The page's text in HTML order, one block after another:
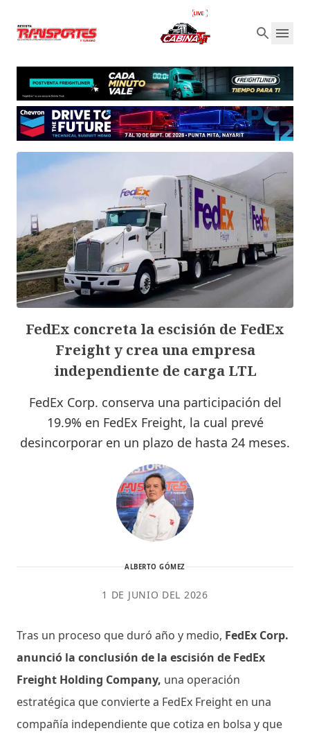
FedEx concreta la escisión de FedEx
Freight y crea una empresa
independiente de carga LTL
FedEx Corp. conserva una participación del
19.9% en FedEx Freight, la cual prevé
desincorporar en un plazo de hasta 24 meses.
ALBERTO GÓMEZ
1 DE JUNIO DEL 2026
Tras un proceso que duró año y medio, FedEx Corp.
anunció la conclusión de la escisión de FedEx
Freight Holding Company, una operación
estratégica que convierte a FedEx Freight en una
compañía independiente que cotiza en bolsa y que